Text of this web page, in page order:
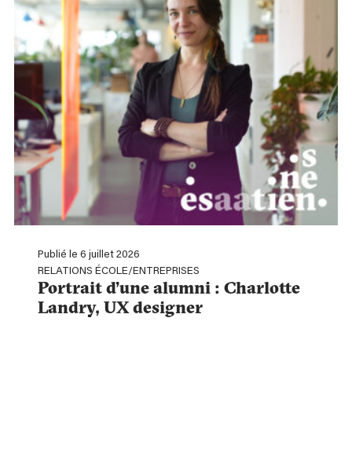
Publié le 6 juillet 2026
RELATIONS ÉCOLE/ENTREPRISES
Portrait d’une alumni : Charlotte
Landry, UX designer